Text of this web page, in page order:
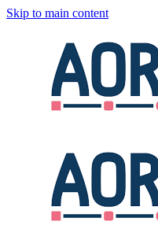
Skip to main content